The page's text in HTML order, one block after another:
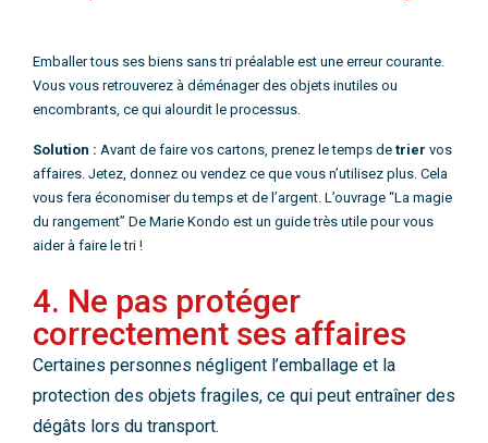
Emballer tous ses biens sans tri préalable est une erreur courante.
Vous vous retrouverez à déménager des objets inutiles ou
encombrants, ce qui alourdit le processus.
Solution : Avant de faire vos cartons, prenez le temps de trier vos
affaires. Jetez, donnez ou vendez ce que vous n’utilisez plus. Cela
vous fera économiser du temps et de l’argent. L’ouvrage “La magie
du rangement” De Marie Kondo est un guide très utile pour vous
aider à faire le tri !
4. Ne pas protéger
correctement ses affaires
Certaines personnes négligent l’emballage et la
protection des objets fragiles, ce qui peut entraîner des
dégâts lors du transport.